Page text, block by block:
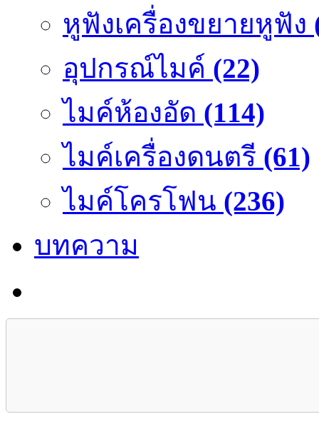
หูฟังเครื่องขยายหูฟัง
อุปกรณ์ไมค์ (22)
ไมค์ห้องอัด (114)
ไมค์เครื่องดนตรี (61)
ไมค์โครโฟน (236)
บทความ